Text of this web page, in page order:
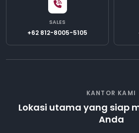
SALES
+62 812-8005-5105
KANTOR KAMI
Lokasi utama yang siap
Anda